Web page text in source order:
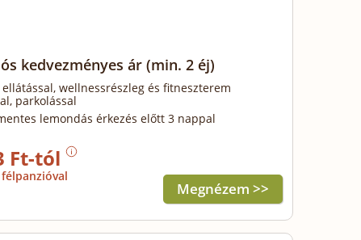
kedvezményes ár (min. 2 éj)
wellnessrészleg és fitneszterem
parkolással
lemondás érkezés előtt 3 nappal
Ft-tól
félpanzióval
Megnézem >>